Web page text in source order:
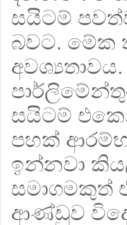
සයිටම්
බවට. මේක
සයිටම්
පහක්
ඉන්නවා
සමාගමකුත්
ආණ්ඩුව